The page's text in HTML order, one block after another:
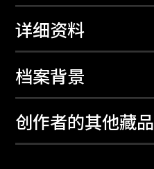
详细资料
档案背景
创作者的其他藏品